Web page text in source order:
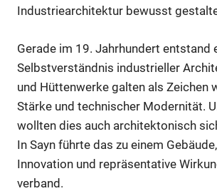
Industriearchitektur bewusst
Gerade im 19. Jahrhundert entstand
Selbstverständnis industrieller
und Hüttenwerke galten als Zeichen
Stärke und technischer Modernität.
wollten dies auch architektonisch
In Sayn führte das zu einem
Innovation und repräsentative
verband.